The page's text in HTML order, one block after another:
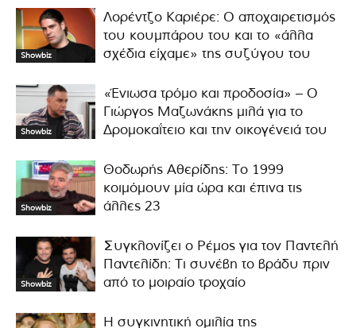
Showbiz
Λορέντζο Καριέρε: Ο αποχαιρετισμός
του κουμπάρου του και το «άλλα
σχέδια είχαμε» της συζύγου του
Showbiz
«Ένιωσα τρόμο και προδοσία» – Ο
Γιώργος Μαζωνάκης μιλά για το
Δρομοκαΐτειο και την οικογένειά του
Showbiz
Θοδωρής Αθερίδης: Το 1999
κοιμόμουν μία ώρα και έπινα τις
άλλες 23
Showbiz
Συγκλονίζει ο Ρέμος για τον Παντελή
Παντελίδη: Τι συνέβη το βράδυ πριν
από το μοιραίο τροχαίο
Η συγκινητική ομιλία της